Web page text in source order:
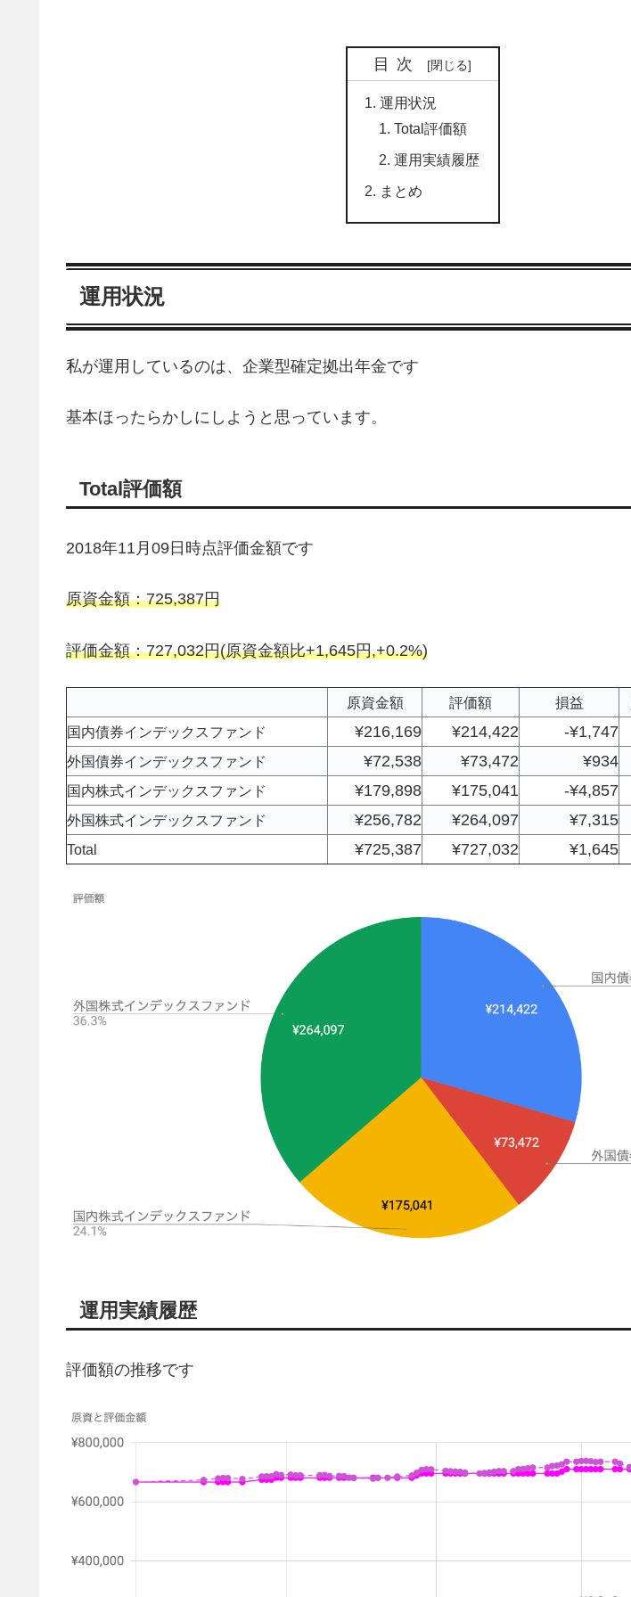
目次
運用状況
Total評価額
運用実績履歴
まとめ
運用状況
私が運用しているのは、企業型確定拠出年金です
基本ほったらかしにしようと思っています。
Total評価額
2018年11月09日時点評価金額です
原資金額：725,387円
評価金額：727,032円(原資金額比+1,645円,+0.2%)
原資金額 評価額 損益
国内債券インデックスファンド
¥216,169 ¥214,422 -¥1,747
外国債券インデックスファンド ¥72,538 ¥73,472 ¥934
国内株式インデックスファンド ¥179,898 ¥175,041 -¥4,857
外国株式インデックスファンド ¥256,782 ¥264,097 ¥7,315
Total ¥725,387 ¥727,032 ¥1,645
運用実績履歴
評価額の推移です